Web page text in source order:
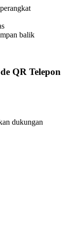
balik
QR Telepon
dukungan